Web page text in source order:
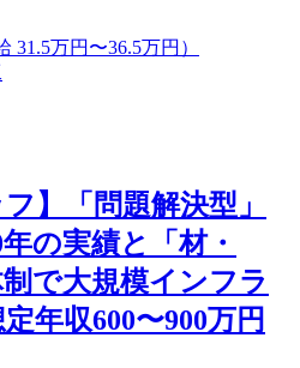
31.5万円〜36.5万円）
】「問題解決型」
の実績と「材・
で大規模インフラ
年収600〜900万円